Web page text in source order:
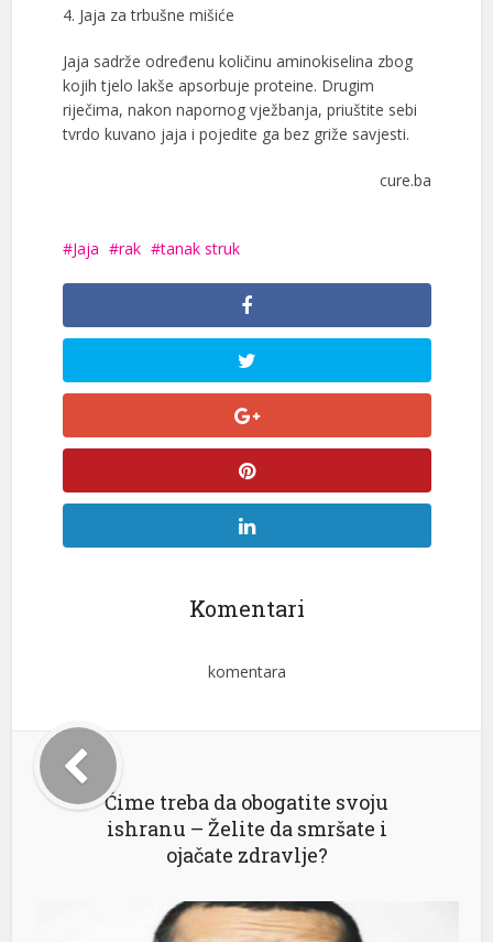
4. Jaja za trbušne mišiće
Jaja sadrže određenu količinu aminokiselina zbog
kojih tjelo lakše apsorbuje proteine. Drugim
riječima, nakon napornog vježbanja, priuštite sebi
tvrdo kuvano jaja i pojedite ga bez griže savjesti.
cure.ba
Jaja rak tanak struk
Komentari
komentara
Čime treba da obogatite svoju
ishranu – Želite da smršate i
ojačate zdravlje?